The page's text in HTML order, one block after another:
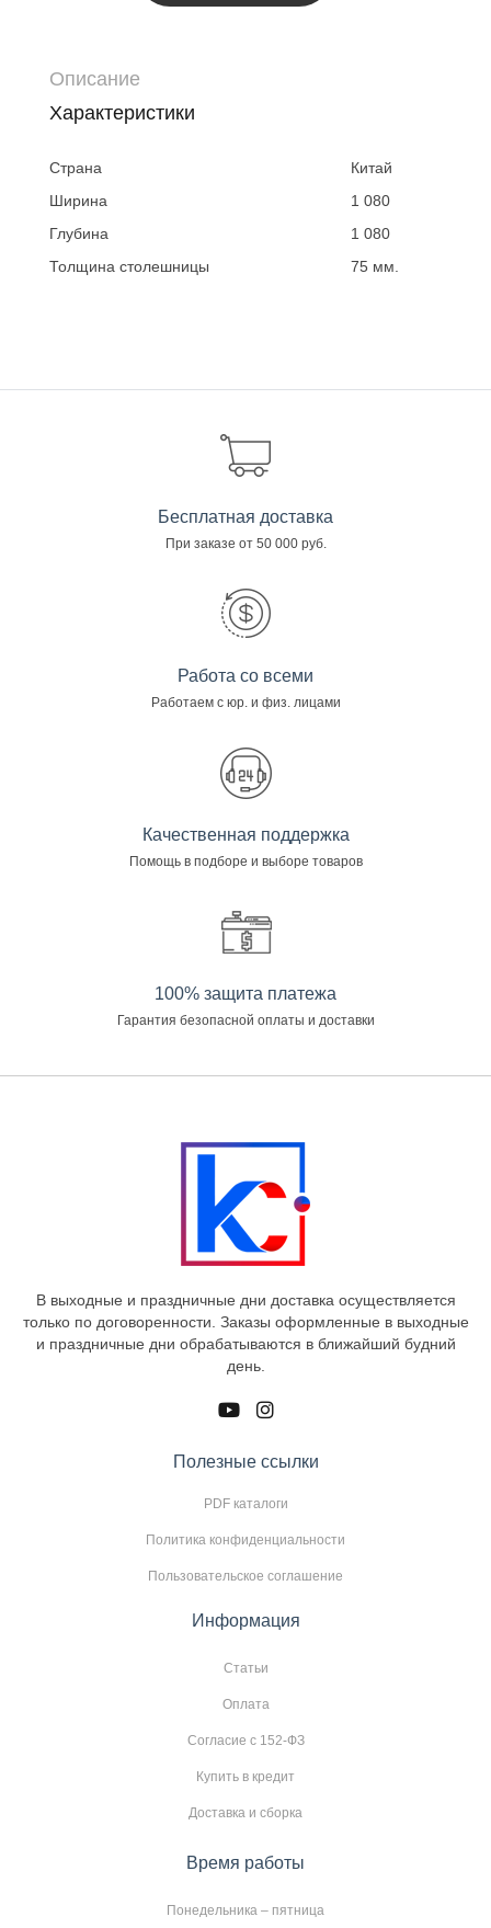
Описание
Характеристики
Страна
Китай
Ширина
1 080
Глубина
1 080
Толщина столешницы
75 мм.
Бесплатная доставка
При заказе от 50 000 руб.
Работа со всеми
Работаем с юр. и физ. лицами
Качественная поддержка
Помощь в подборе и выборе товаров
100% защита платежа
Гарантия безопасной оплаты и доставки
В выходные и праздничные дни доставка осуществляется
только по договоренности. Заказы оформленные в выходные
и праздничные дни обрабатываются в ближайший будний
день.
Полезные ссылки
PDF каталоги
Политика конфиденциальности
Пользовательское соглашение
Информация
Статьи
Оплата
Согласие с 152-ФЗ
Купить в кредит
Доставка и сборка
Время работы
Понедельника – пятница